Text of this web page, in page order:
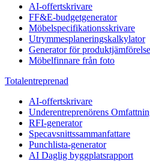
AI-offertskrivare
FF&E-budgetgenerator
Möbelspecifikationsskrivare
Utrymmesplaneringskalkylator
Generator för
Möbelfinnare från foto
Totalentreprenad
AI-offertskrivare
Underentreprenörens
RFI-generator
Specavsnittssammanfattare
Punchlista-generator
AI Daglig byggplatsrapport